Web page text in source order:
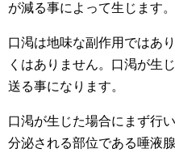
が減る事によって生じます。
口渇は地味な副作用ではあ
くはありません。口渇が生
送る事になります。
口渇が生じた場合にまず行
分泌される部位である唾液